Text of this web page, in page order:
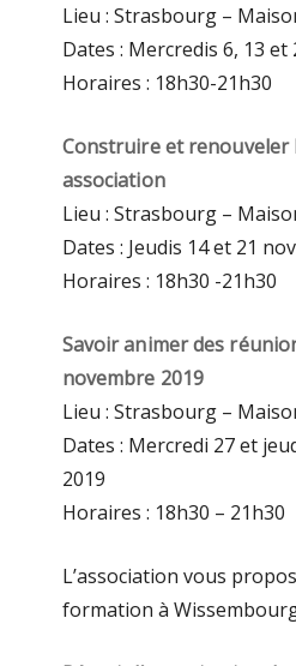
Lieu : Strasbourg –
Dates : Mercredis 6, 13
Horaires : 18h30-21h30
Construire et renouveler
association
Lieu : Strasbourg –
Dates : Jeudis 14 et 21
Horaires : 18h30 -21h30
Savoir animer des
novembre 2019
Lieu : Strasbourg –
Dates : Mercredi 27 et
2019
Horaires : 18h30 – 21h30
L’association vous
formation à